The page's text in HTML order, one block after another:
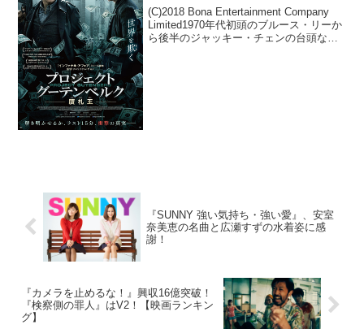
港ノワールだ！
(C)2018 Bona Entertainment Company
Limited1970年代初頭のブルース・リーか
ら後半のジャッキー・チェンの台頭な
『SUNNY 強い気持ち・強い愛』、安室
奈美恵の名曲と広瀬すずの水着姿に感
謝！
『カメラを止めるな！』興収16億突破！
『検察側の罪人』はV2！【映画ランキン
グ】